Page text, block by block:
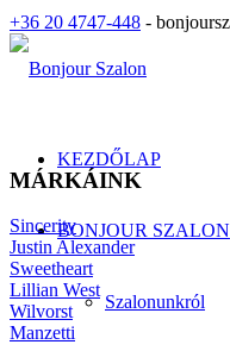
+36 20 4747-448 -
KEZDŐLAP
BONJOUR SZALON
Szalonunkról
MÁRKÁINK
Sincerity
Justin Alexander
Sweetheart
Lillian West
Wilvorst
Manzetti